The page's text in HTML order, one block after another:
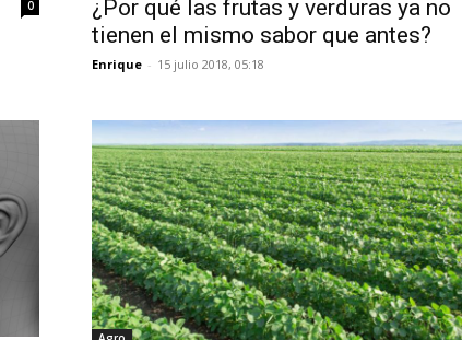
0
¿Por qué las frutas y verduras ya no
tienen el mismo sabor que antes?
Enrique - 15 julio 2018, 05:18